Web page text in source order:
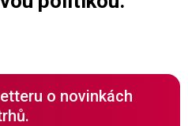
o novinkách